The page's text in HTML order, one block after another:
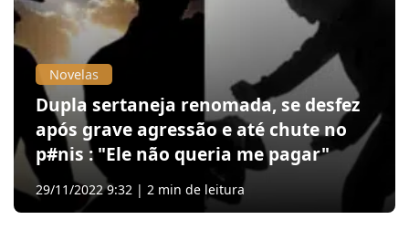
Novelas
Dupla sertaneja renomada, se desfez
após grave agressão e até chute no
p#nis : "Ele não queria me pagar"
29/11/2022 9:32 | 2 min de leitura